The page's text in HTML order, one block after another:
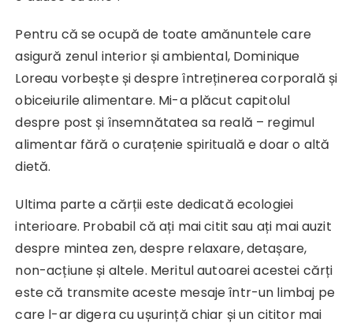
Pentru că se ocupă de toate amănuntele care
asigură zenul interior și ambiental, Dominique
Loreau vorbește și despre întreținerea corporală și
obiceiurile alimentare. Mi-a plăcut capitolul
despre post și însemnătatea sa reală – regimul
alimentar fără o curațenie spirituală e doar o altă
dietă.
Ultima parte a cărții este dedicată ecologiei
interioare. Probabil că ați mai citit sau ați mai auzit
despre mintea zen, despre relaxare, detașare,
non-acțiune și altele. Meritul autoarei acestei cărți
este că transmite aceste mesaje într-un limbaj pe
care l-ar digera cu ușurință chiar și un cititor mai